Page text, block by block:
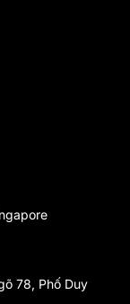
78, Phố Duy